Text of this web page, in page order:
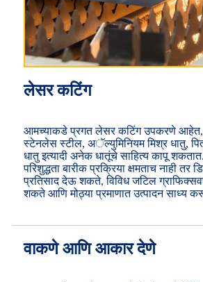
लेसर कटिंग
आमच्याकडे प्रगत लेसर कटिंग उपकरणे आहेत,
स्टेनलेस स्टील, अॅल्युमिनियम मिश्र धातु,
धातु इत्यादी अनेक धातूंचे साहित्य कापू
परिशुद्धता बारीक प्रक्रिया क्षमताच नाही तर
प्रतिसाद देऊ शकते, विविध जटिल
शकते आणि मोठ्या प्रमाणात उत्पादन साध्य
वाकणे आणि आकार देणे